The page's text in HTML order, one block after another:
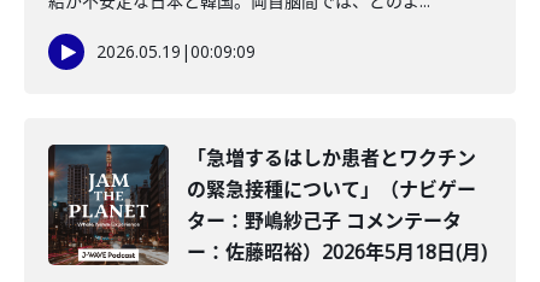
2026.05.19 |00:09:09
「急増するはしか患者とワクチン
の緊急接種について」（ナビゲー
ター：野嶋紗己子 コメンテータ
ー：佐藤昭裕）2026年5月18日(月)